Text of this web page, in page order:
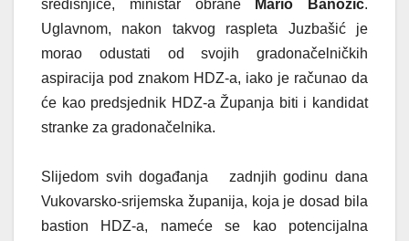
središnjice, ministar obrane
Mario Banožić.
Uglavnom, nakon takvog raspleta Juzbašić je
morao odustati od svojih gradonačelničkih
aspiracija pod znakom HDZ-a, iako je računao da
će kao predsjednik HDZ-a Županja biti i kandidat
stranke za gradonačelnika.
Slijedom svih događanja zadnjih godinu dana
Vukovarsko-srijemska županija, koja je dosad bila
bastion HDZ-a, nameće se kao potencijalna